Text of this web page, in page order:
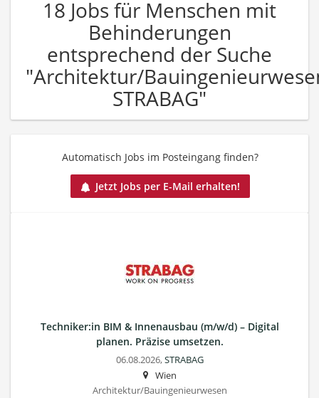
18 Jobs für Menschen mit
Behinderungen
entsprechend der Suche
"Architektur/
STRABAG"
Automatisch Jobs im Posteingang finden?
Jetzt Jobs per E-Mail erhalten!
Techniker:in BIM & Innenausbau (m/w/d) – Digital
planen. Präzise umsetzen.
06.08.2026,STRABAG
Wien
Architektur/Bauingenieurwesen